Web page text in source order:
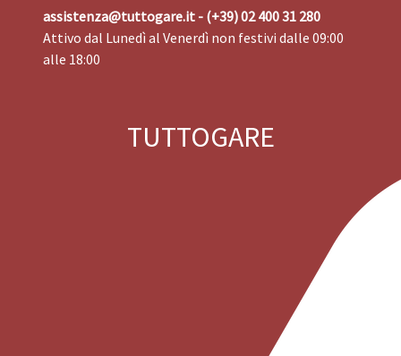
assistenza@tuttogare.it - (+39) 02 400 31 280
Attivo dal Lunedì al Venerdì non festivi dalle 09:00
alle 18:00
TUTTOGARE